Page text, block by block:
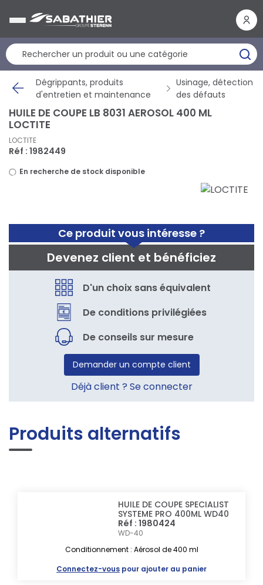
Dégrippants, produits
d'entretien et maintenance
Usinage, détection
des défauts
Ce produit vous intéresse ?
Devenez client et bénéficiez
D'un choix sans équivalent
De conditions privilégiées
De conseils sur mesure
Demander un compte client
Déjà client ? Se connecter
HUILE DE COUPE LB 8031 AEROSOL 400 ML
LOCTITE
LOCTITE
Réf : 1982449
En recherche de stock disponible
Produits alternatifs
HUILE DE COUPE SPECIALIST
SYSTEME PRO 400ML WD40
Réf : 1980424
WD-40
Conditionnement : Aérosol de 400 ml
Connectez-vous pour ajouter au panier